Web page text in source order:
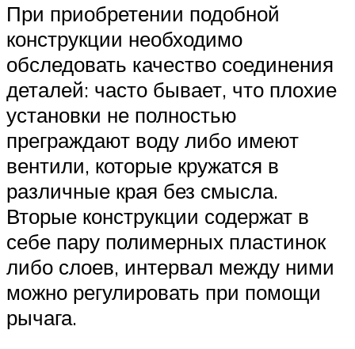
При приобретении подобной
конструкции необходимо
обследовать качество соединения
деталей: часто бывает, что плохие
установки не полностью
преграждают воду либо имеют
вентили, которые кружатся в
различные края без смысла.
Вторые конструкции содержат в
себе пару полимерных пластинок
либо слоев, интервал между ними
можно регулировать при помощи
рычага.